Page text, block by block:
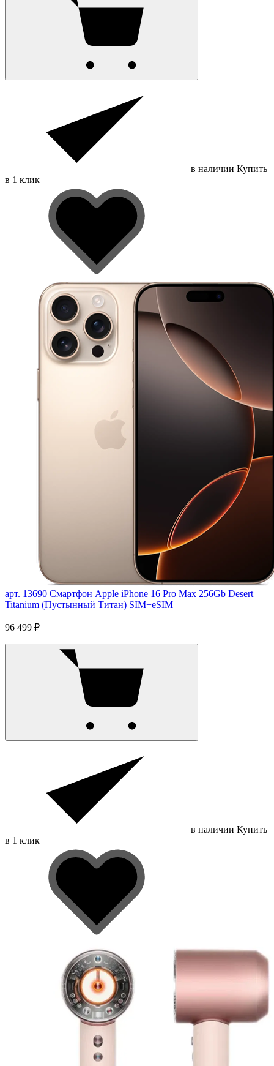
в наличии Купить
в 1 клик
арт. 13690 Смартфон Apple iPhone 16 Pro Max 256Gb Desert
Titanium (Пустынный Титан) SIM+eSIM
96 499 ₽
в наличии Купить
в 1 клик